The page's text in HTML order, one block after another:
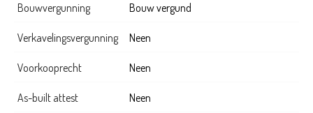
Bouwvergunning Bouw vergund
Verkavelingsvergunning Neen
Voorkooprecht Neen
As-built attest Neen